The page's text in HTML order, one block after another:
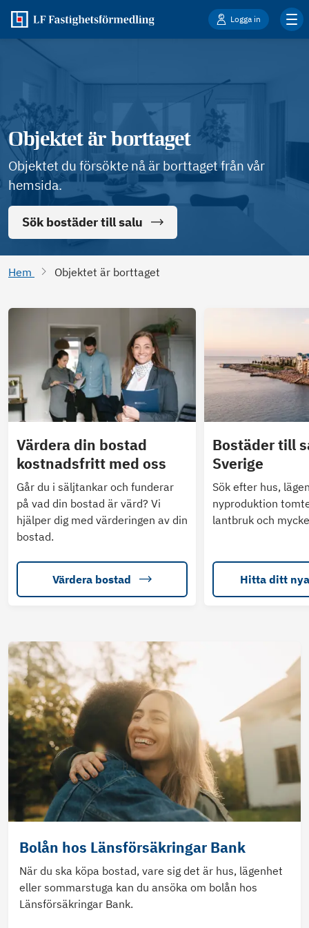
Logga in
Objektet är borttaget
Objektet du försökte nå är borttaget från vår
hemsida.
Sök bostäder till salu
Hem Objektet är borttaget
Värdera din bostad
kostnadsfritt med oss
Går du i säljtankar och funderar
på vad din bostad är värd? Vi
hjälper dig med värderingen av din
bostad.
Värdera bostad
Bostäder till
Sverige
Sök efter hus,
nyproduktion
lantbruk och
Hitta ditt
Bolån hos Länsförsäkringar Bank
När du ska köpa bostad, vare sig det är hus, lägenhet
eller sommarstuga kan du ansöka om bolån hos
Länsförsäkringar Bank.